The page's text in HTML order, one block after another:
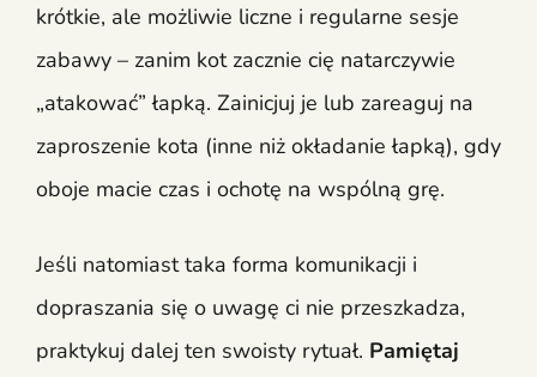
krótkie, ale możliwie liczne i regularne sesje
zabawy – zanim kot zacznie cię natarczywie
„atakować” łapką. Zainicjuj je lub zareaguj na
zaproszenie kota (inne niż okładanie łapką), gdy
oboje macie czas i ochotę na wspólną grę.
Jeśli natomiast taka forma komunikacji i
dopraszania się o uwagę ci nie przeszkadza,
praktykuj dalej ten swoisty rytuał. Pamiętaj